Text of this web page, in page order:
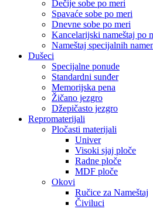
Dečije sobe po meri
Spavaće sobe po meri
Dnevne sobe po meri
Kancelarijski nameštaj po
Nameštaj specijalnih
Dušeci
Specijalne ponude
Standardni sunđer
Memorijska pena
Žičano jezgro
Džepičasto jezgro
Repromaterijali
Pločasti materijali
Univer
Visoki sjaj ploče
Radne ploče
MDF ploče
Okovi
Ručice za Nameštaj
Čiviluci